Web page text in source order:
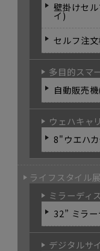
壁掛けセ
イ)
セルフ注
多目的スマ
自動販売
ウェハキャ
8"ウエハ
ライフスタイル
ミラーディ
32” ミラ
デジタルサ